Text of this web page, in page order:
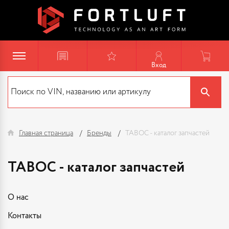
Вход
Главная страница Бренды TABOC - каталог запчастей
TABOC - каталог запчастей
О нас
Контакты